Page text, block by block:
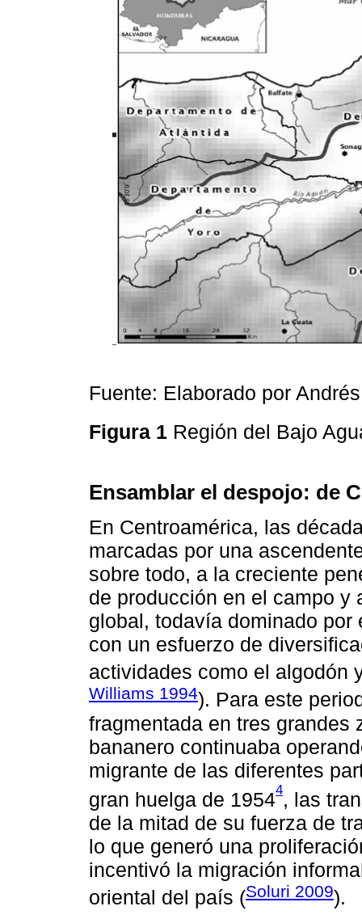
Fuente: Elaborado por
Figura 1 Región del Bajo
Ensamblar el despojo: de
En Centroamérica, las
marcadas por una
sobre todo, a la creciente
de producción en el campo y
global, todavía dominado
con un esfuerzo de
actividades como el algodón
Williams 1994). Para este
fragmentada en tres grandes
bananero continuaba
migrante de las diferentes
gran huelga de 19544, las
de la mitad de su fuerza de
lo que generó una
incentivó la migración
oriental del país (Soluri 2009).